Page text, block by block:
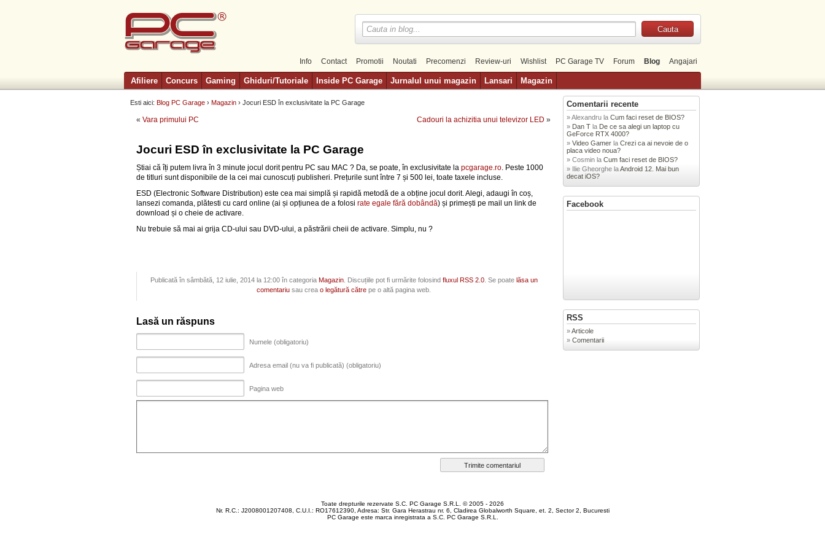
Info Contact Promotii Noutati Precomenzi Review-uri Wishlist PC Garage TV Forum Blog Angajari
Afiliere Concurs Gaming Ghiduri/Tutoriale Inside PC Garage Jurnalul unui magazin Lansari Magazin
Esti aici: Blog PC Garage › Magazin › Jocuri ESD în exclusivitate la PC Garage
« Vara primului PC Cadouri la achizitia unui televizor LED »
Jocuri ESD în exclusivitate la PC Garage
Știai că îți putem livra în 3 minute jocul dorit pentru PC sau MAC ? Da, se poate, în exclusivitate la pcgarage.ro. Peste 1000
de titluri sunt disponibile de la cei mai cunoscuți publisheri. Prețurile sunt între 7 și 500 lei, toate taxele incluse.
ESD (Electronic Software Distribution) este cea mai simplă și rapidă metodă de a obține jocul dorit. Alegi, adaugi în coș,
lansezi comanda, plătesti cu card online (ai și opțiunea de a folosi rate egale fără dobândă) și primești pe mail un link de
download și o cheie de activare.
Nu trebuie să mai ai grija CD-ului sau DVD-ului, a păstrării cheii de activare. Simplu, nu ?
Publicată în sâmbătă, 12 iulie, 2014 la 12:00 în categoria Magazin. Discuțiile pot fi urmărite folosind fluxul RSS 2.0. Se poate lăsa un
comentariu sau crea o legătură către pe o altă pagina web.
Lasă un răspuns
Numele (obligatoriu)
Adresa email (nu va fi publicată) (obligatoriu)
Pagina web
Comentarii recente
Alexandru la Cum faci reset de BIOS?
Dan T la De ce sa alegi un laptop cu
GeForce RTX 4000?
Video Gamer la Crezi ca ai nevoie de o
placa video noua?
Cosmin la Cum faci reset de BIOS?
Ilie Gheorghe laAndroid 12. Mai bun
decat iOS?
Facebook
RSS
Articole
Comentarii
Toate drepturile rezervate S.C. PC Garage S.R.L. © 2005 - 2026
Nr. R.C.: J2008001207408, C.U.I.: RO17612390, Adresa: Str. Gara Herastrau nr. 6, Cladirea Globalworth Square, et. 2, Sector 2, Bucuresti
PC Garage este marca inregistrata a S.C. PC Garage S.R.L.